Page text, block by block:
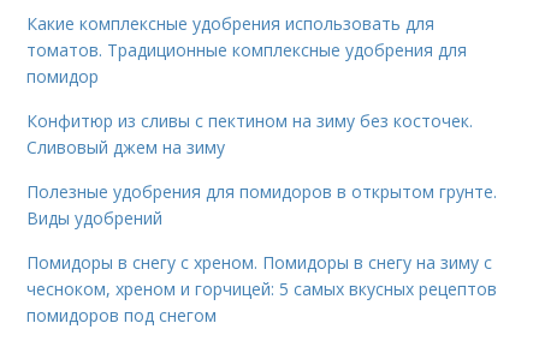
Какие комплексные удобрения использовать для
томатов. Традиционные комплексные удобрения для
помидор
Конфитюр из сливы с пектином на зиму без косточек.
Сливовый джем на зиму
Полезные удобрения для помидоров в открытом грунте.
Виды удобрений
Помидоры в снегу с хреном. Помидоры в снегу на зиму с
чесноком, хреном и горчицей: 5 самых вкусных рецептов
помидоров под снегом